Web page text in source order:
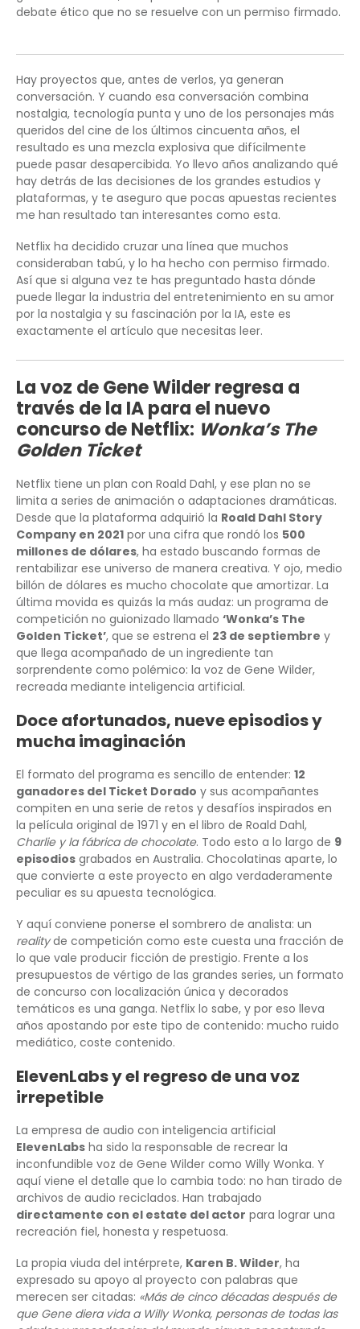
debate ético que no se resuelve con un permiso firmado.
Hay proyectos que, antes de verlos, ya generan
conversación. Y cuando esa conversación combina
nostalgia, tecnología punta y uno de los personajes más
queridos del cine de los últimos cincuenta años, el
resultado es una mezcla explosiva que difícilmente
puede pasar desapercibida. Yo llevo años analizando qué
hay detrás de las decisiones de los grandes estudios y
plataformas, y te aseguro que pocas apuestas recientes
me han resultado tan interesantes como esta.
Netflix ha decidido cruzar una línea que muchos
consideraban tabú, y lo ha hecho con permiso firmado.
Así que si alguna vez te has preguntado hasta dónde
puede llegar la industria del entretenimiento en su amor
por la nostalgia y su fascinación por la IA, este es
exactamente el artículo que necesitas leer.
La voz de Gene Wilder regresa a
través de la IA para el nuevo
concurso de Netflix: Wonka’s The
Golden Ticket
Netflix tiene un plan con Roald Dahl, y ese plan no se
limita a series de animación o adaptaciones dramáticas.
Desde que la plataforma adquirió la Roald Dahl Story
Company en 2021 por una cifra que rondó los 500
millones de dólares, ha estado buscando formas de
rentabilizar ese universo de manera creativa. Y ojo, medio
billón de dólares es mucho chocolate que amortizar. La
última movida es quizás la más audaz: un programa de
competición no guionizado llamado ‘Wonka’s The
Golden Ticket’, que se estrena el 23 de septiembre y
que llega acompañado de un ingrediente tan
sorprendente como polémico: la voz de Gene Wilder,
recreada mediante inteligencia artificial.
Doce afortunados, nueve episodios y
mucha imaginación
El formato del programa es sencillo de entender: 12
ganadores del Ticket Dorado y sus acompañantes
compiten en una serie de retos y desafíos inspirados en
la película original de 1971 y en el libro de Roald Dahl,
Charlie y la fábrica de chocolate. Todo esto a lo largo de 9
episodios grabados en Australia. Chocolatinas aparte, lo
que convierte a este proyecto en algo verdaderamente
peculiar es su apuesta tecnológica.
Y aquí conviene ponerse el sombrero de analista: un
realityde competición como este cuesta una fracción de
lo que vale producir ficción de prestigio. Frente a los
presupuestos de vértigo de las grandes series, un formato
de concurso con localización única y decorados
temáticos es una ganga. Netflix lo sabe, y por eso lleva
años apostando por este tipo de contenido: mucho ruido
mediático, coste contenido.
ElevenLabs y el regreso de una voz
irrepetible
La empresa de audio con inteligencia artificial
ElevenLabs ha sido la responsable de recrear la
inconfundible voz de Gene Wilder como Willy Wonka. Y
aquí viene el detalle que lo cambia todo: no han tirado de
archivos de audio reciclados. Han trabajado
directamente con el estate del actor para lograr una
recreación fiel, honesta y respetuosa.
La propia viuda del intérprete, Karen B. Wilder, ha
expresado su apoyo al proyecto con palabras que
merecen ser citadas: «Más de cinco décadas después de
que Gene diera vida a Willy Wonka, personas de todas las